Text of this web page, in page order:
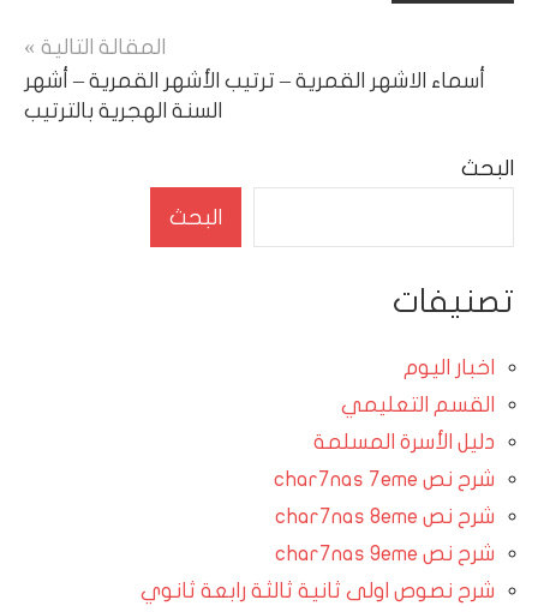
المقالات
المقالة التالية
أسماء الاشهر القمرية – ترتيب الأشهر القمرية – أشهر
السنة الهجرية بالترتيب
البحث
البحث
تصنيفات
اخبار اليوم
القسم التعليمي
دليل الأسرة المسلمة
شرح نص char7nas 7eme
شرح نص char7nas 8eme
شرح نص char7nas 9eme
شرح نصوص اولى ثانية ثالثة رابعة ثانوي